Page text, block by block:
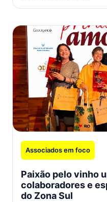
Associados em foco
Paixão pelo vinho
colaboradores e
do Zona Sul